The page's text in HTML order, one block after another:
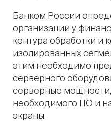
Банком России
организации у
контура обработки и
изолированных
этим необходимо
серверного
серверные мощности,
необходимого ПО и
экраны.